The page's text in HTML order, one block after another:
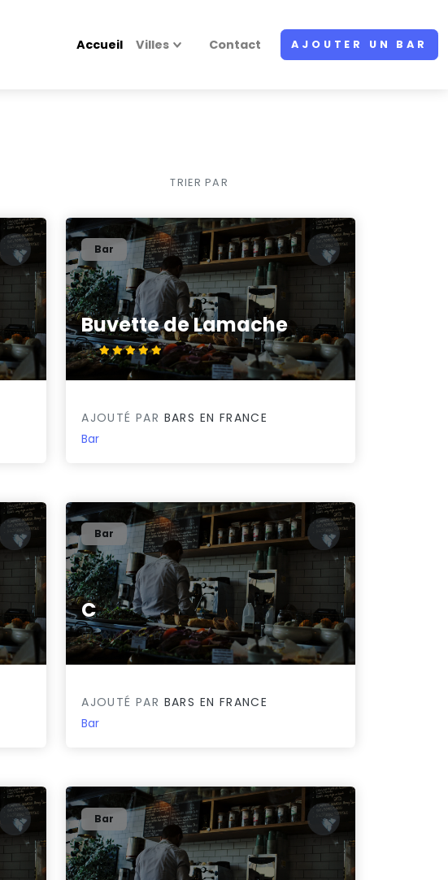
Accueil Villes Contact AJOUTER UN BAR
TRIER PAR
Buvette de Lamache
5/5
Bar
AJOUTÉ PAR BARS EN FRANCE
Bar
C
0/5
Bar
AJOUTÉ PAR BARS EN FRANCE
Bar
Bar